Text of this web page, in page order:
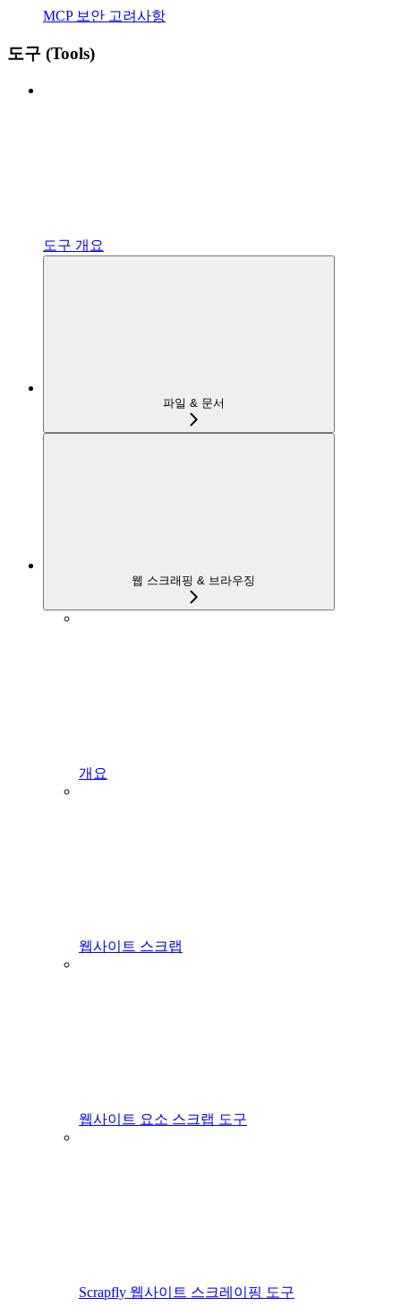
MCP 보안 고려사항
도구 (Tools)
도구 개요
파일 & 문서
웹 스크래핑 & 브라우징
개요
웹사이트 스크랩
웹사이트 요소 스크랩 도구
Scrapfly 웹사이트 스크레이핑 도구